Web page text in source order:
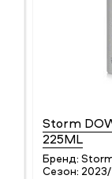
Storm
225ML
Бренд:
Сезон: